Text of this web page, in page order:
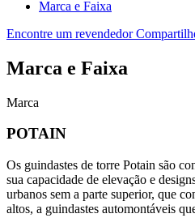
Marca e Faixa
Encontre um revendedor
Marca e Faixa
Marca
POTAIN
Os guindastes de torre Potain são
sua capacidade de elevação e
urbanos sem a parte superior, que
altos, a guindastes automontáveis